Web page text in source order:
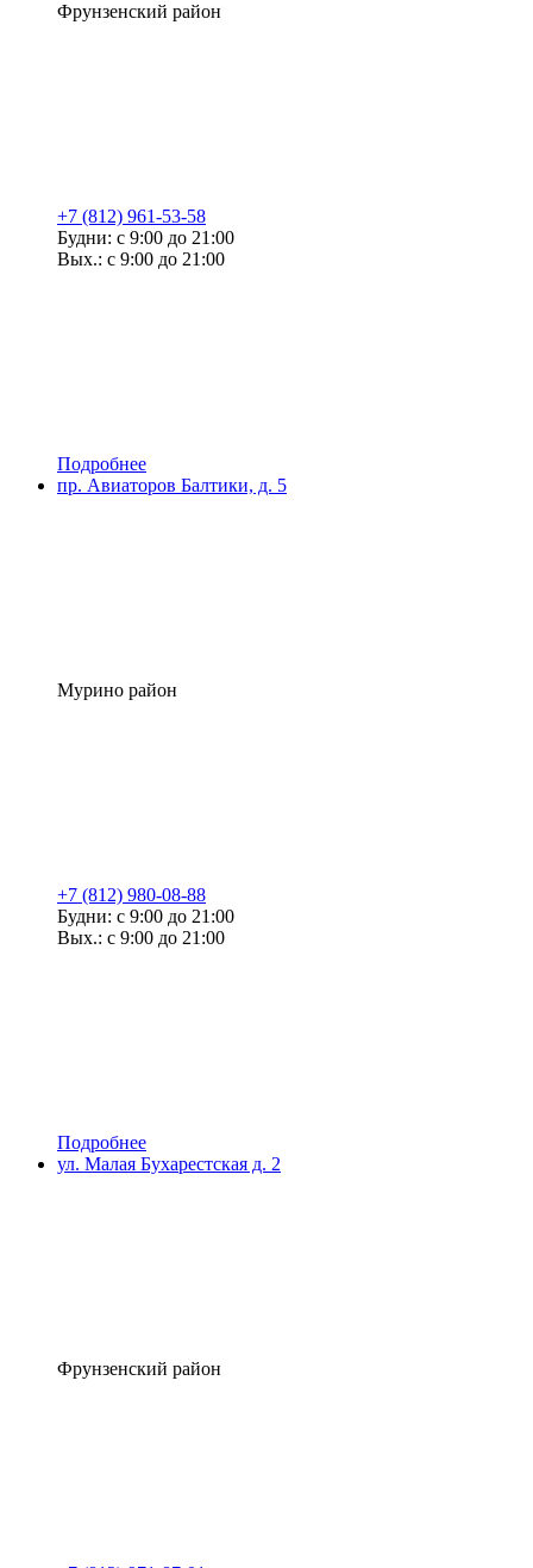
Фрунзенский район
+7 (812) 961-53-58
Будни: с 9:00 до 21:00
Вых.: с 9:00 до 21:00
Подробнее
пр. Авиаторов Балтики, д. 5
Мурино район
+7 (812) 980-08-88
Будни: с 9:00 до 21:00
Вых.: с 9:00 до 21:00
Подробнее
ул. Малая Бухарестская д. 2
Фрунзенский район